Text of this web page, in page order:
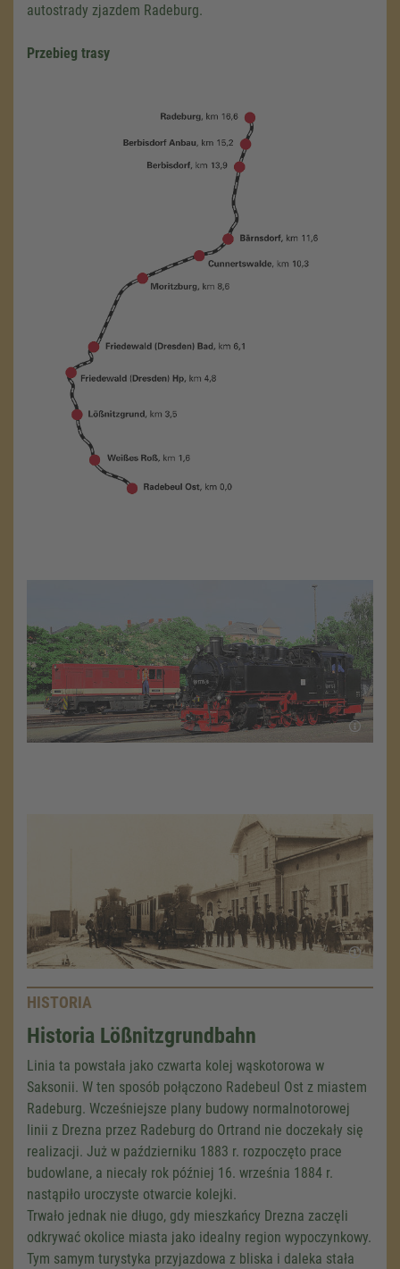
autostrady zjazdem Radeburg.
Przebieg trasy
HISTORIA
Historia Lößnitzgrundbahn
Linia ta powstała jako czwarta kolej wąskotorowa w
Saksonii. W ten sposób połączono Radebeul Ost z miastem
Radeburg. Wcześniejsze plany budowy normalnotorowej
linii z Drezna przez Radeburg do Ortrand nie doczekały się
realizacji. Już w październiku 1883 r. rozpoczęto prace
budowlane, a niecały rok później 16. września 1884 r.
nastąpiło uroczyste otwarcie kolejki.
Trwało jednak nie długo, gdy mieszkańcy Drezna zaczęli
odkrywać okolice miasta jako idealny region wypoczynkowy.
Tym samym turystyka przyjazdowa z bliska i daleka stała